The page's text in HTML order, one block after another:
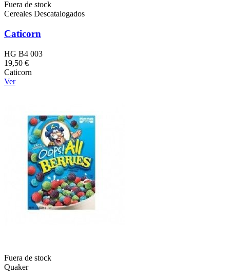
Fuera de stock
Cereales Descatalogados
Caticorn
HG B4 003
19,50 €
Caticorn
Ver
Fuera de stock
Quaker